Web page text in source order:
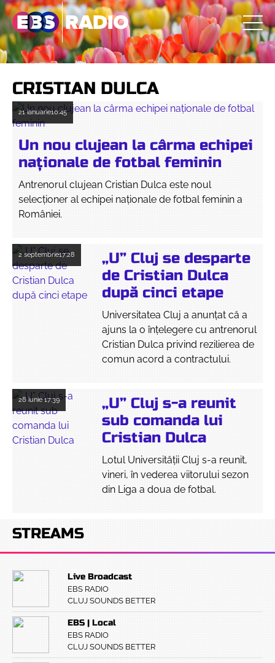
CRISTIAN DULCA
21 ianuarie10:45
Un nou clujean la cârma echipei
naționale de fotbal feminin
Antrenorul clujean Cristian Dulca este noul
selecționer al echipei naționale de fotbal feminin a
României.
2 septembrie17:28
„U” Cluj se desparte
de Cristian Dulca
după cinci etape
Universitatea Cluj a anunțat că a
ajuns la o înțelegere cu antrenorul
Cristian Dulca privind rezilierea de
comun acord a contractului.
28 iunie17:39
„U” Cluj s-a reunit
sub comanda lui
Cristian Dulca
Lotul Universității Cluj s-a reunit,
vineri, în vederea viitorului sezon
din Liga a doua de fotbal.
STREAMS
Live Broadcast
EBS RADIO
CLUJ SOUNDS BETTER
EBS | Local
EBS RADIO
CLUJ SOUNDS BETTER